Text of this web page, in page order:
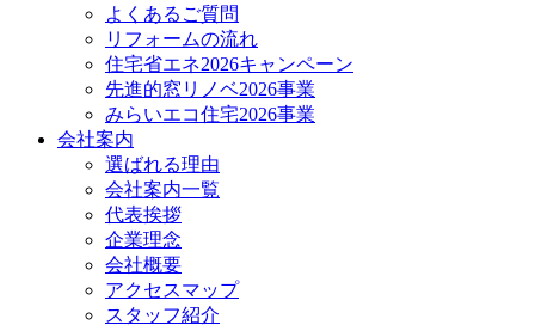
よくあるご質問
リフォームの流れ
住宅省エネ2026キャンペーン
先進的窓リノベ2026事業
みらいエコ住宅2026事業
会社案内
選ばれる理由
会社案内一覧
代表挨拶
企業理念
会社概要
アクセスマップ
スタッフ紹介